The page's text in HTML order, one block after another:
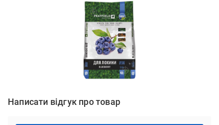
Написати відгук про товар